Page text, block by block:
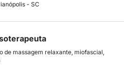
- SC
de massagem relaxante, miofascial,